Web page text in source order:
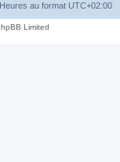
Heures au format UTC+02:00
Limited